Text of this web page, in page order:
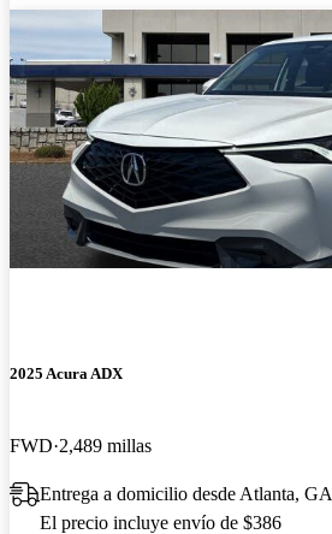
2025 Acura ADX
FWD 2,489 millas
Entrega a domicilio desde Atlanta, GA
El precio incluye envío de $386